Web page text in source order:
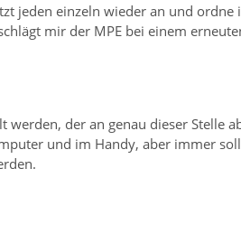
jeden einzeln wieder an und
mir der MPE bei einem
der an genau dieser Stelle
und im Handy, aber immer